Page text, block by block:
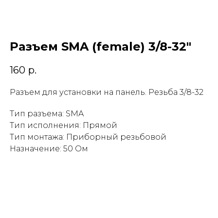
Разъем SMA (female) 3/8-32"
160 р.
Разъем для установки на панель. Резьба 3/8-32
Тип разъема: SMA
Тип исполнения: Прямой
Тип монтажа: Приборный резьбовой
Назначение: 50 Ом